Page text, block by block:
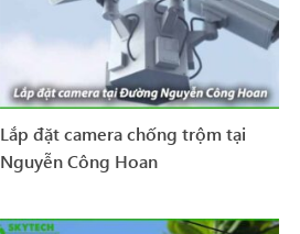
Lắp đặt camera chống trộm tại
Nguyễn Công Hoan